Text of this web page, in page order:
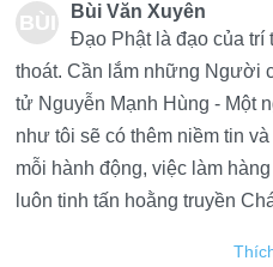
BÙI
VĂ
N
XU
YÊ
Bùi Văn Xuyên
Đạo Phật là đạo của trí
thoát. Cần lắm những Người
tử Nguyễn Mạnh Hùng - Một
như tôi sẽ có thêm niềm tin
mỗi hành động, việc làm
luôn tinh tấn hoằng truyền